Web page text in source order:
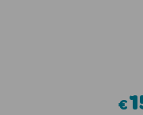
Beauty Season
€